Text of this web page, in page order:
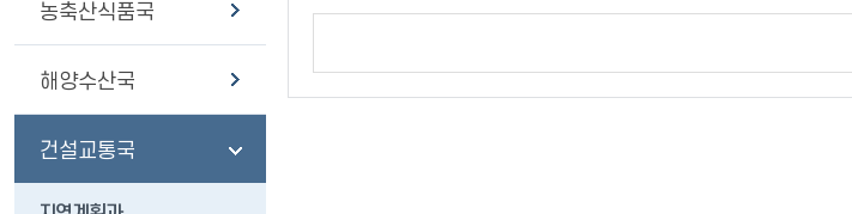
농축산식품국
해양수산국
건설교통국